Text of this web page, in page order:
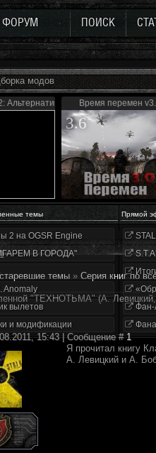
ФОРУМ ПОИСК
модов
Альтернатива Время перемен
3.6
темы Прямой
2 на OGSR Engine
В ГОРОДА"
Anomaly
вылетов
и модификации
Фан-
1
темы » Серия книг по
"ТЕХНОТЬМА" (А.
15:43 | Сообщение #1
Я прочитал книгу
А. Левицкий и А.